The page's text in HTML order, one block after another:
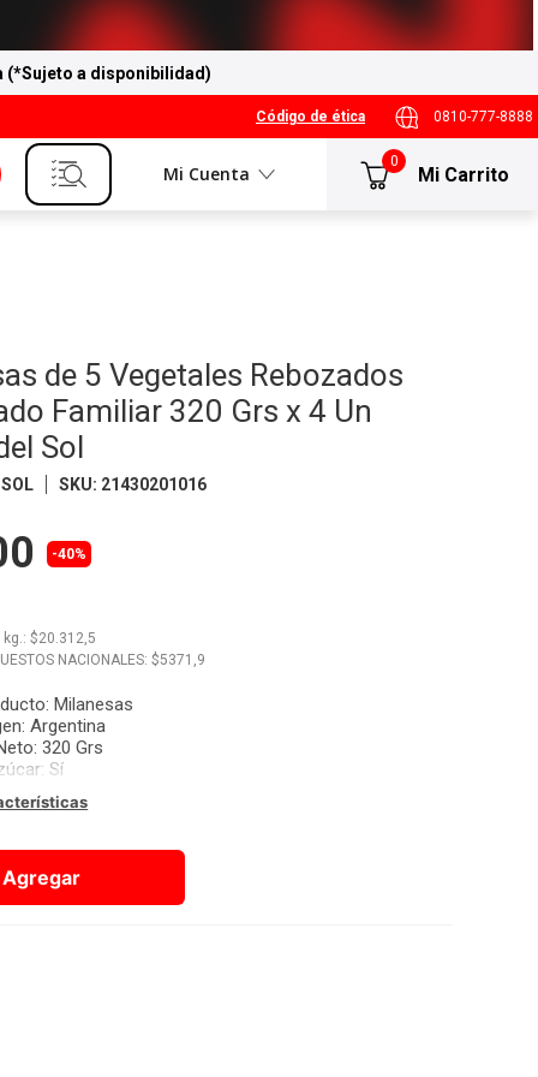
(*Sujeto a disponibilidad)
Código de ética 0810-777-8888
Mi Cuenta
0
de 5 Vegetales Rebozados
Familiar 320 Grs x 4 Un
Sol
SKU: 21430201016
-40%
kg.: $20.312,5
NACIONALES: $5371,9
: Milanesas
:Argentina
:320 Grs
:Sí
Agregar